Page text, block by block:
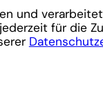
und
für die